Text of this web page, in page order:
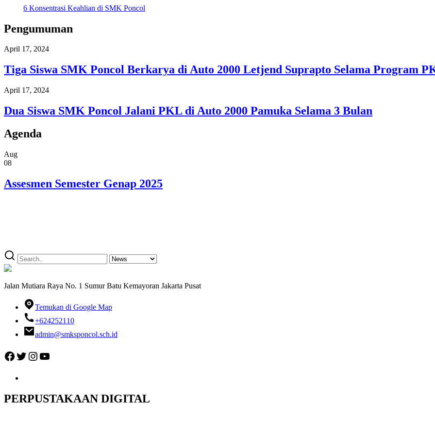
6 Konsentrasi Keahlian di SMK Poncol
Pengumuman
April 17, 2024
Tiga Siswa SMK Poncol Berkarya di Auto 2000 Letjend Suprapto Selama Program
April 17, 2024
Dua Siswa SMK Poncol Jalani PKL di Auto 2000 Pamuka Selama 3 Bulan
Agenda
Aug
08
Assesmen Semester Genap 2025
Jalan Mutiara Raya No. 1 Sumur Batu Kemayoran Jakarta Pusat
Temukan di Google Map
+624252110
admin@smksponcol.sch.id
Facebook
Twitter
Instagram
YouTube
PERPUSTAKAAN DIGITAL